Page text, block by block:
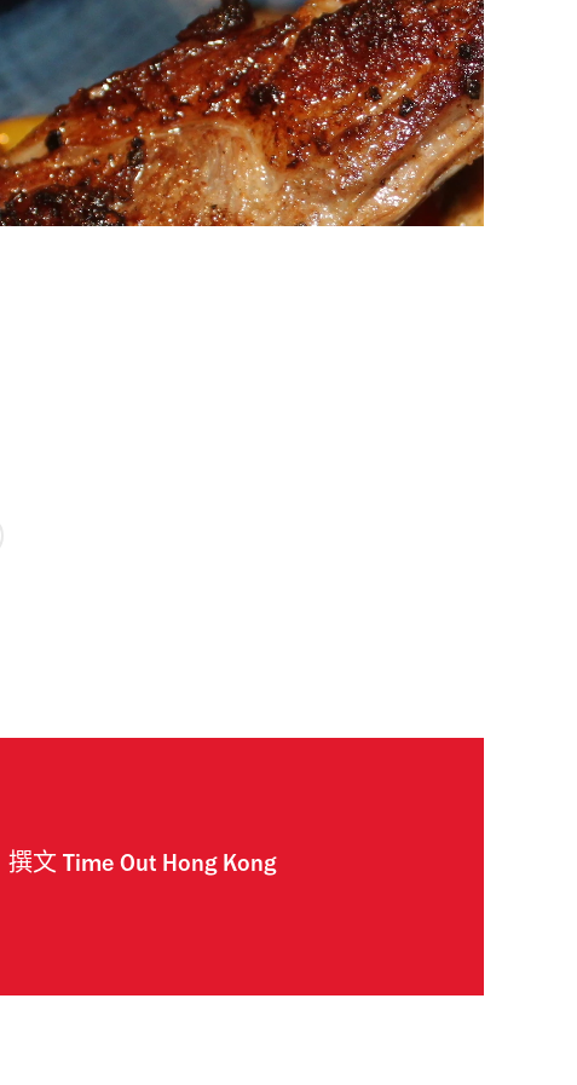
撰文 Time Out Hong Kong